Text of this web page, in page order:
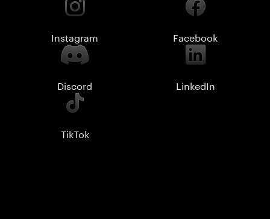
Instagram Facebook
Discord LinkedIn
TikTok